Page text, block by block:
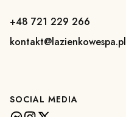
+48 721 229 266
kontakt@lazienkowespa.pl
SOCIAL MEDIA